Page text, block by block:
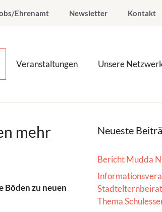
Ehrenamt Newsletter Kontakt
Veranstaltungen Unsere
mehr
zu neuen
Neueste
Bericht Mudda
Thema